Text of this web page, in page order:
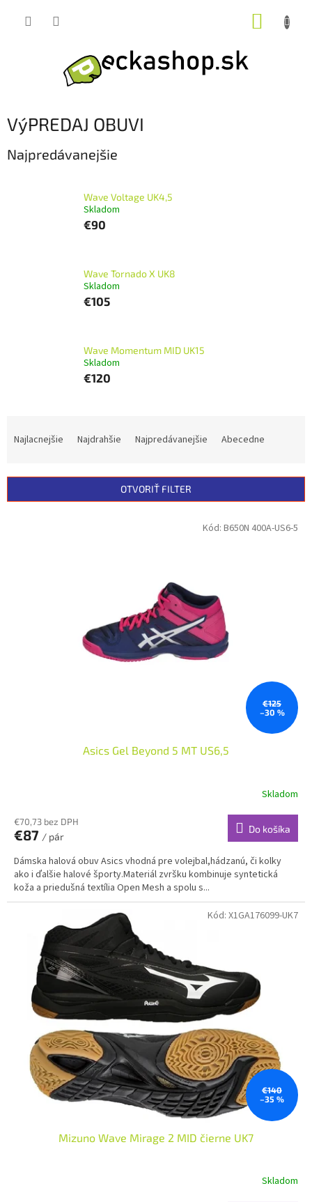
VýPREDAJ OBUVI
Najpredávanejšie
Wave Voltage UK4,5
Skladom
€90
Wave Tornado X UK8
Skladom
€105
Wave Momentum MID UK15
Skladom
€120
i
Najlacnejšie Najdrahšie Najpredávanejšie Abecedne
OTVORIŤ FILTER
€125
–30 %
Asics Gel Beyond 5 MT US6,5
Skladom
€70,73 bez DPH
€87 / pár
Do košíka
Dámska halová obuv Asics vhodná pre volejbal,hádzanú, či kolky
ako i ďalšie halové športy.Materiál zvršku kombinuje syntetická
koža a priedušná textília Open Mesh a spolu s...
Kód: B650N 400A-US6-5
€140
–35 %
Mizuno Wave Mirage 2 MID čierne UK7
Skladom
Kód: X1GA176099-UK7